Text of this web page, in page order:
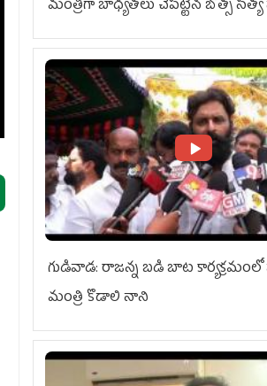
మంత్రిగా బాధ్యతలు చేపట్టిన బొత్స
గుడివాడ: రాజన్న బడి బాట కార్యక్రమంలో
మంత్రి కొడాలి నాని